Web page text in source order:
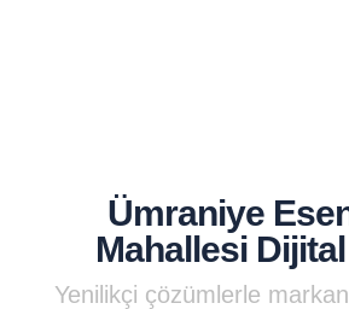
Ümraniye
Mahallesi Dijital
Yenilikçi çözümlerle